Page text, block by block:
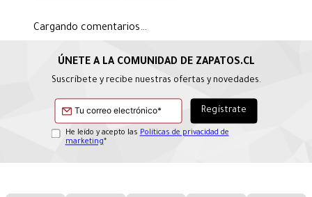
Cargando comentarios…
Suscríbete y recibe nuestras ofertas y novedades.
He leído y acepto las Políticas de privacidad de
marketing*